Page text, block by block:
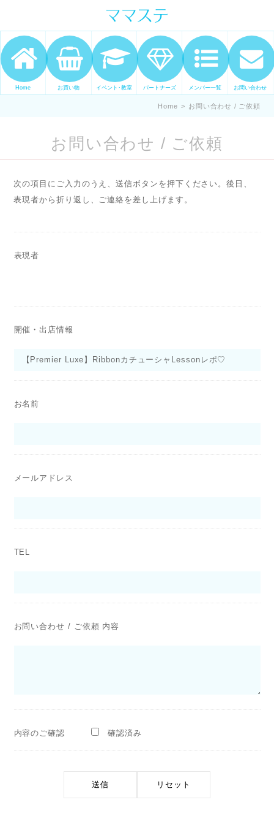
ママの才能発信します。 手づくり
表現ステージ ママステ スキル・セ
ンスを表現したいママが集まって
ます。
Home お買い物 イベント･教室 パートナーズ メンバー一覧 お問い合わせ
Home > お問い合わせ / ご依頼
お問い合わせ / ご依頼
次の項目にご入力のうえ、送信ボタンを押下ください。後日、
表現者から折り返し、ご連絡を差し上げます。
表現者
開催・出店情報
お名前
メールアドレス
TEL
お問い合わせ / ご依頼 内容
内容のご確認 確認済み